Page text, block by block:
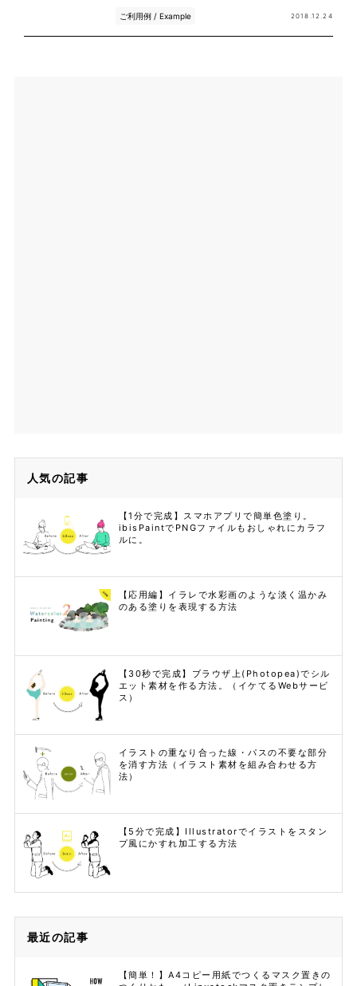
ご利用例 / Example 2018.12.24
人気の記事
【1分で完成】スマホアプリで簡単色塗り。
ibisPaintでPNGファイルもおしゃれにカラフ
ルに。
【応用編】イラレで水彩画のような淡く温かみ
のある塗りを表現する方法
【30秒で完成】ブラウザ上(Photopea)でシル
エット素材を作る方法。（イケてるWebサービ
ス）
イラストの重なり合った線・パスの不要な部分
を消す方法（イラスト素材を組み合わせる方
法）
【5分で完成】Illustratorでイラストをスタン
プ風にかすれ加工する方法
最近の記事
【簡単！】A4コピー用紙でつくるマスク置きの